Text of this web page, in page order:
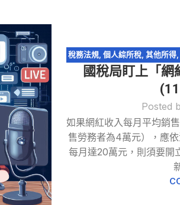
稅務法規, 個人綜所稅, 其他所得,
國稅局盯上「
Posted
如果網紅收入每月平均銷
售勞務者為4萬元），應
每月達20萬元，則須要開